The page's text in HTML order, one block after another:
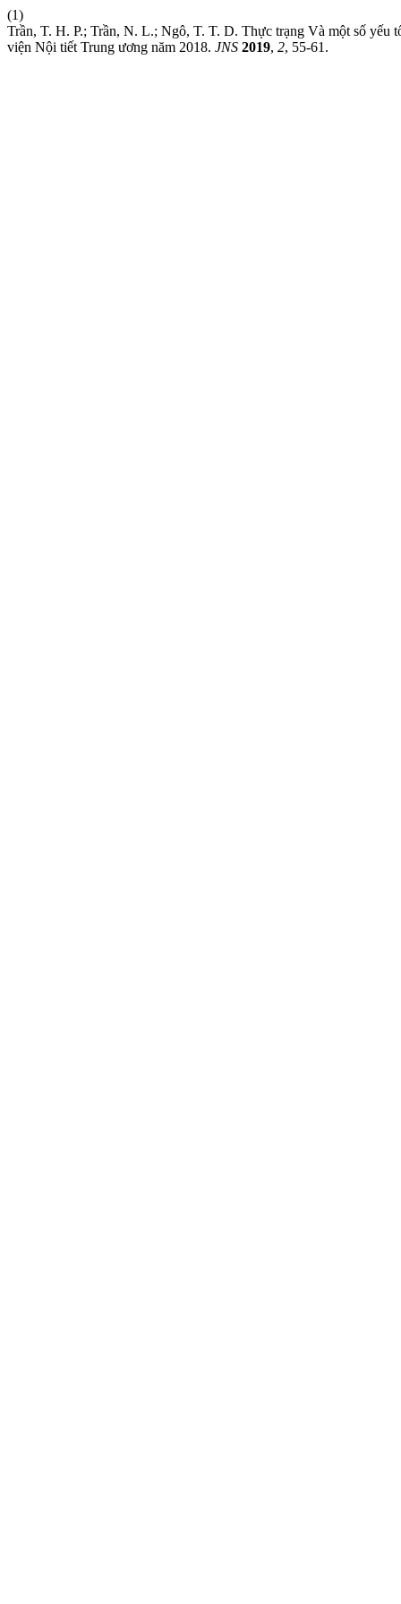
(1)
Trần, T. H. P.; Trần, N. L.; Ngô, T. T. D. Thực trạng Và một số yếu
viện Nội tiết Trung ương năm 2018. JNS 2019, 2, 55-61.